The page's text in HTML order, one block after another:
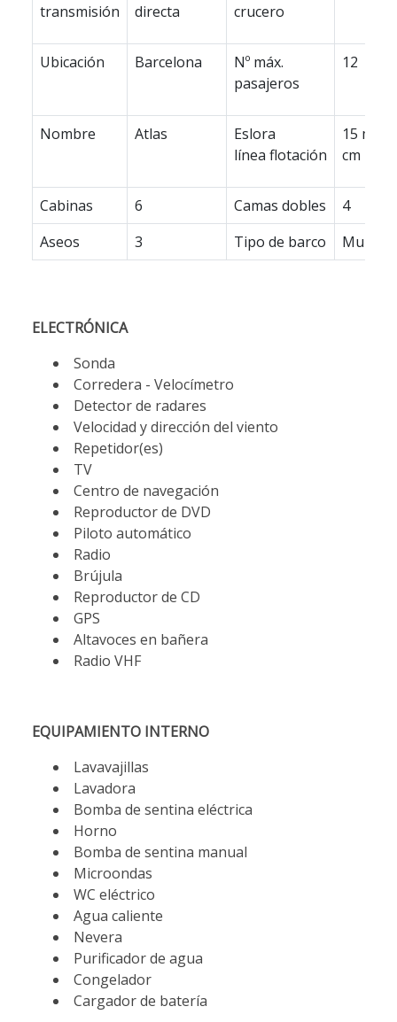
transmisión directa crucero
Ubicación Barcelona
Nº máx.
pasajeros
12
Nombre Atlas
Eslora
línea flotación
15 m 93
cm
Cabinas 6 Camas dobles
4
Aseos
3 Tipo de barco
ELECTRÓNICA
Sonda
Corredera - Velocímetro
Detector de radares
Velocidad y dirección del viento
Repetidor(es)
TV
Centro de navegación
Reproductor de DVD
Piloto automático
Radio
Brújula
Reproductor de CD
GPS
Altavoces en bañera
Radio VHF
EQUIPAMIENTO INTERNO
Lavavajillas
Lavadora
Bomba de sentina eléctrica
Horno
Bomba de sentina manual
Microondas
WC eléctrico
Agua caliente
Nevera
Purificador de agua
Congelador
Cargador de batería